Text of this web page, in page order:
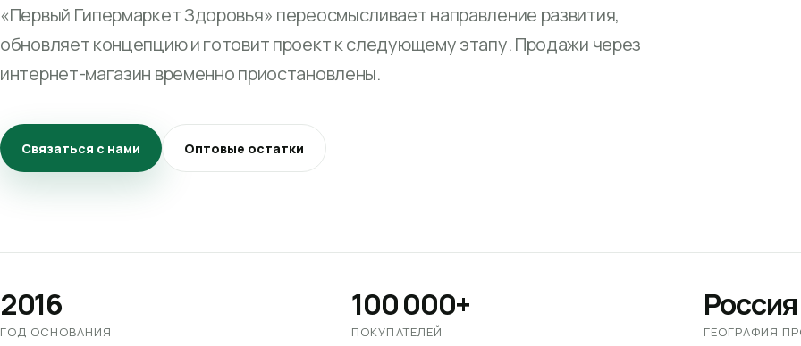
«Первый Гипермаркет Здоровья» переосмысливает направление развития,
обновляет концепцию и готовит проект к следующему этапу. Продажи через
интернет-магазин временно приостановлены.
Связаться с нами Оптовые остатки
2016
ГОД ОСНОВАНИЯ
100 000+
ПОКУПАТЕЛЕЙ
Россия
ГЕОГРАФИЯ